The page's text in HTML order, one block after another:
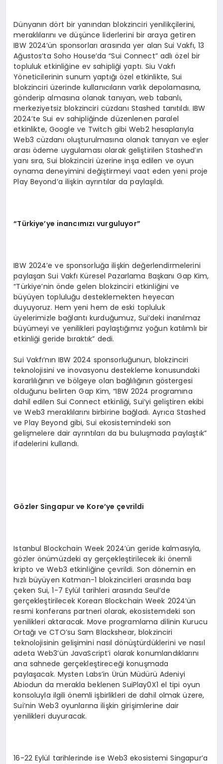
Dünyanın dört bir yanından blokzinciri yenilikçilerini,
meraklılarını ve düşünce liderlerini bir araya getiren
IBW 2024’ün sponsorları arasında yer alan Sui Vakfı, 13
Ağustos’ta Soho House’da “Sui Connect” adlı özel bir
topluluk etkinliğine ev sahipliği yaptı. Siu Vakfı
Yöneticilerinin sunum yaptığı özel etkinlikte, Sui
blokzinciri üzerinde kullanıcıların varlık depolamasına,
gönderip almasına olanak tanıyan, web tabanlı,
merkeziyetsiz blokzinciri cüzdanı Stashed tanıtıldı. IBW
2024’te Sui ev sahipliğinde düzenlenen paralel
etkinlikte, Google ve Twitch gibi Web2 hesaplarıyla
Web3 cüzdanı oluşturulmasına olanak tanıyan ve eşler
arası ödeme uygulaması olarak geliştirilen Stashed’ın
yanı sıra, Sui blokzinciri üzerine inşa edilen ve oyun
oynama deneyimini değiştirmeyi vaat eden yeni proje
Play Beyond’a ilişkin ayrıntılar da paylaşıldı.
“Türkiye’ye inancımızı vurguluyor”
IBW 2024’e ve sponsorluğa ilişkin değerlendirmelerini
paylaşan Sui Vakfı Küresel Pazarlama Başkanı Gap Kim,
“Türkiye’nin önde gelen blokzinciri etkinliğini ve
büyüyen topluluğu desteklemekten heyecan
duyuyoruz. Hem yeni hem de eski topluluk
üyelerimizle bağlantı kurduğumuz, Sui’deki inanılmaz
büyümeyi ve yenilikleri paylaştığımız yoğun katılımlı bir
etkinliği geride bıraktık” dedi.
Sui Vakfı’nın IBW 2024 sponsorluğunun, blokzinciri
teknolojisini ve inovasyonu destekleme konusundaki
kararlılığının ve bölgeye olan bağlılığının göstergesi
olduğunu belirten Gap Kim, “IBW 2024 programına
dahil edilen Sui Connect etkinliği, Sui’yi geliştiren ekibi
ve Web3 meraklılarını birbirine bağladı. Ayrıca Stashed
ve Play Beyond gibi, Sui ekosistemindeki son
gelişmelere dair ayrıntıları da bu buluşmada paylaştık”
ifadelerini kullandı.
Gözler Singapur ve Kore’ye çevrildi
Istanbul Blockchain Week 2024’ün geride kalmasıyla,
gözler önümüzdeki ay gerçekleştirilecek iki önemli
kripto ve Web3 etkinliğine çevrildi. Son dönemin en
hızlı büyüyen Katman-1 blokzincirleri arasında başı
çeken Sui, 1-7 Eylül tarihleri arasında Seul’de
gerçekleştirilecek Korean Blockchain Week 2024’ün
resmi konferans partneri olarak, ekosistemdeki son
yenilikleri aktaracak. Move programlama dilinin Kurucu
Ortağı ve CTO’su Sam Blackshear, blokzinciri
teknolojisinin gelişimini nasıl dönüştürdüklerini ve nasıl
adeta Web3’ün JavaScript’i olarak konumlandıklarını
ana sahnede gerçekleştireceği konuşmada
paylaşacak. Mysten Labs’in Ürün Müdürü Adeniyi
Abiodun da merakla beklenen SuiPlay0X1 el tipi oyun
konsoluyla ilgili önemli işbirlikleri de dahil olmak üzere,
Sui’nin Web3 oyunlarına ilişkin girişimlerine dair
yenilikleri duyuracak.
16-22 Eylül tarihlerinde ise Web3 ekosistemi Singapur’a